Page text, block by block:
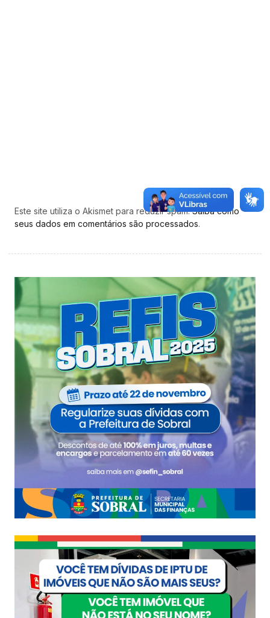
Este site utiliza o Akismet para reduzir spam.Saiba como
seus dados em comentários são processados.